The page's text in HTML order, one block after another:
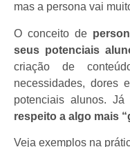
mas a persona vai
O conceito de
seus potenciais
criação de
necessidades, dores
potenciais alunos. Já
respeito a algo mais
Veja exemplos na